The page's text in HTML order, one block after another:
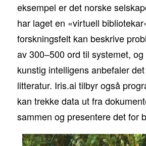
eksempel er det norske
har laget en «virtuell
forskningsfelt kan beskrive
av 300–500 ord til systemet,
kunstig intelligens anbefaler
litteratur. Iris.ai tilbyr også
kan trekke data ut fra
sammen og presentere det for